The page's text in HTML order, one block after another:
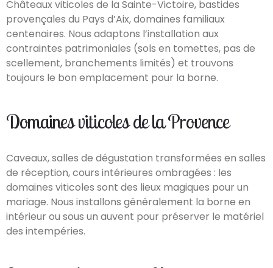
Châteaux viticoles de la Sainte-Victoire, bastides
provençales du Pays d’Aix, domaines familiaux
centenaires. Nous adaptons l’installation aux
contraintes patrimoniales (sols en tomettes, pas de
scellement, branchements limités) et trouvons
toujours le bon emplacement pour la borne.
Domaines viticoles de la Provence
Caveaux, salles de dégustation transformées en salles
de réception, cours intérieures ombragées : les
domaines viticoles sont des lieux magiques pour un
mariage. Nous installons généralement la borne en
intérieur ou sous un auvent pour préserver le matériel
des intempéries.